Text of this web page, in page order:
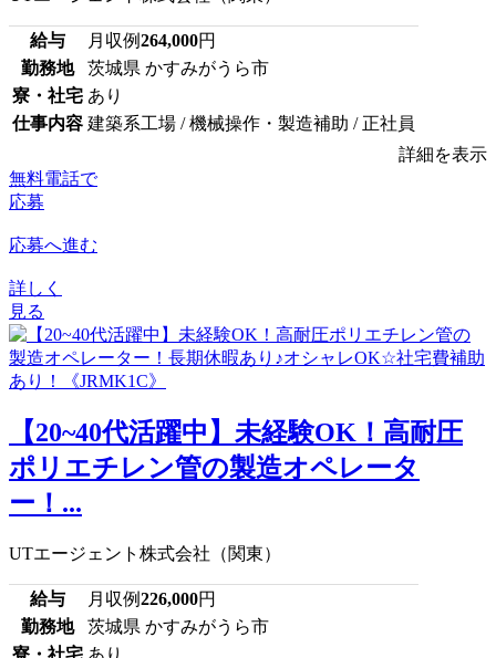
給与 月収例264,000円
勤務地
茨城県 かすみがうら市
寮・社宅 あり
仕事内容 建築系工場 / 機械操作・製造補助 / 正社員
詳細を表示
無料電話で
応募
応募へ進む
詳しく
見る
【20~40代活躍中】未経験OK！高耐圧
ポリエチレン管の製造オペレータ
ー！...
UTエージェント株式会社（関東）
給与 月収例226,000円
勤務地
茨城県 かすみがうら市